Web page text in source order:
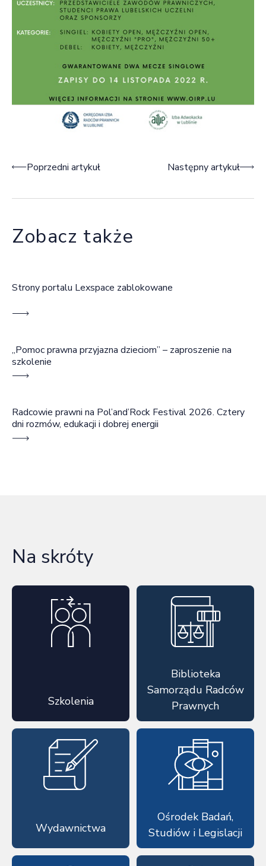
Nawigacja wpisu
Poprzedni artykuł Następny artykuł
Zobacz także
Strony portalu Lexspace zablokowane
„Pomoc prawna przyjazna dzieciom” – zaproszenie na
szkolenie
Radcowie prawni na Pol’and’Rock Festival 2026. Cztery
dni rozmów, edukacji i dobrej energii
Na skróty
Szkolenia
Biblioteka
Samorządu Radców
Prawnych
Wydawnictwa
Ośrodek Badań,
Studiów i Legislacji